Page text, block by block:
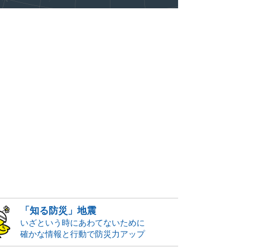
「知る防災」地震
いざという時にあわてないために
確かな情報と行動で防災力アップ